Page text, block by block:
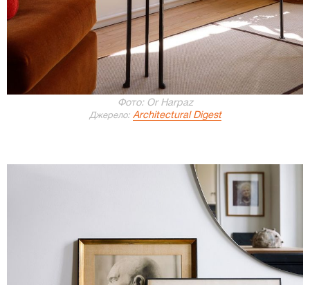
Фото: Or Harpaz
Джерело: Architectural Digest